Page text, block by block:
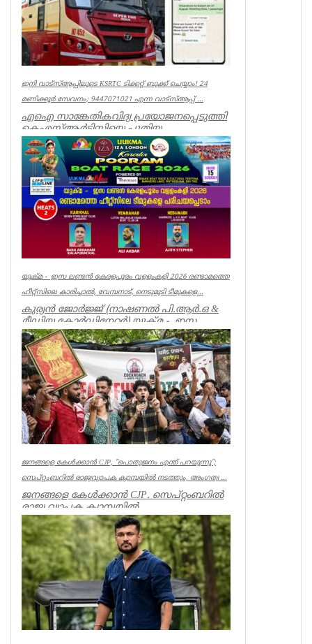
ഇനി വാട്‌സ്ആപ്പിലൂടെ KSRTC ടിക്കറ്റ് ബുക്ക് ചെയ്യാം! 24
മണിക്കൂർ സേവനം; 9447071021 എന്ന വാട്സ്ആപ്പ് ...
എഐ സാങ്കേതികവിദ്യ പ്രയോജനപ്പെടുത്തി
കെഎസ്ആർടിസിയെ പുതിയ
യുഗത്തിലേക്ക് നയിക്കുകയാണ് ലക്ഷ്യമെന്ന്
ഗതാ...
Kerala
യുക്മ - ഇസ ലണ്ടൻ കേരളപൂരം വളളംകളി 2026 രണ്ടാമത്തെ
ഹീറ്റ്സിലെ കാരിച്ചാൽ, വേമ്പനാട്, നെടുമുടി ടീമുകളെ...
കുര്യൻ ജോർജ്ജ് (നാഷണൽ പി.ആർ.ഒ &
മീഡിയ കോർഡിനേറ്റർ) യുക്മ - ഇസ
ലണ്ടൻ കേരളപൂരം വ...
Associations
ജനങ്ങളെ കേൾക്കാൻ CJP, ”പൊതുജനം എന്ത് പറയുന്നു”;
സെപ്റ്റംബറിൽ രാജ്യവ്യാപക ക്യാമ്പയിൽ നടത്തും, അംഗത്വ ...
ജനങ്ങളെ കേൾക്കാൻ CJP. സെപ്റ്റംബറിൽ
രാജ്യ വ്യാപക ക്യാമ്പയിൽ
നടത്തും.”പൊതുജനം എന്ത് പറയുന്നു” എന്ന
പേ...
India